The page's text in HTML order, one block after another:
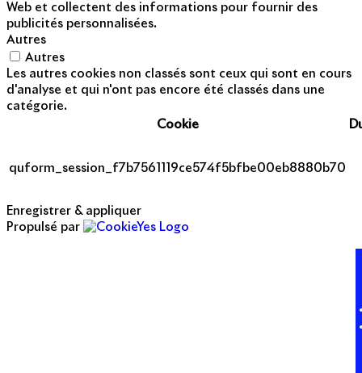
Web et collectent des informations pour fournir des
publicités personnalisées.
Autres
Autres
Les autres cookies non classés sont ceux qui sont en cours
d'analyse et qui n'ont pas encore été classés dans une
catégorie.
Cookie
quform_session_f7b7561119ce574f5bfbe00eb8880b70
Enregistrer & appliquer
Propulsé par